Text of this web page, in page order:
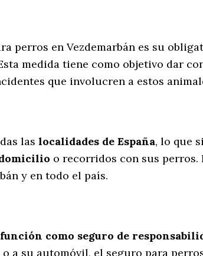
perros en Vezdemarbán es su
medida tiene como objetivo dar
que involucren a estos
las localidades de España, lo que
o recorridos con sus perros.
y en todo el país.
función como seguro de
a su automóvil, el seguro para